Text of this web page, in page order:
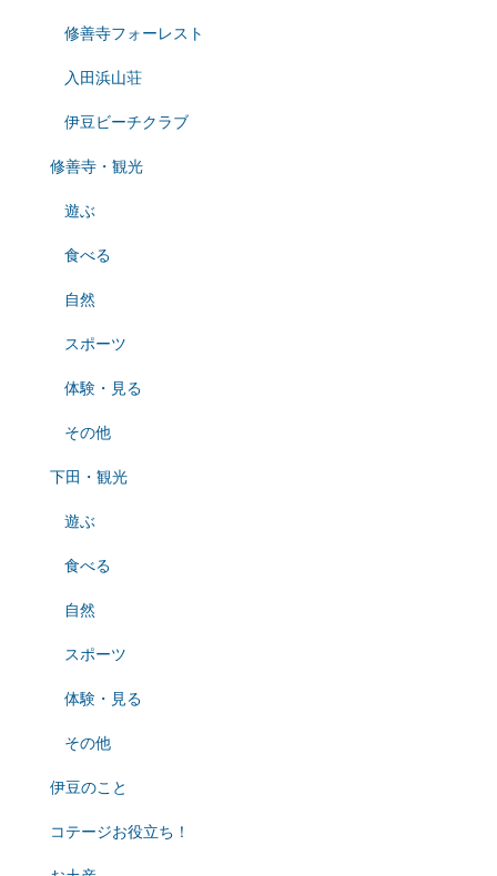
修善寺フォーレスト
入田浜山荘
伊豆ビーチクラブ
修善寺・観光
遊ぶ
食べる
自然
スポーツ
体験・見る
その他
下田・観光
遊ぶ
食べる
自然
スポーツ
体験・見る
その他
伊豆のこと
コテージお役立ち！